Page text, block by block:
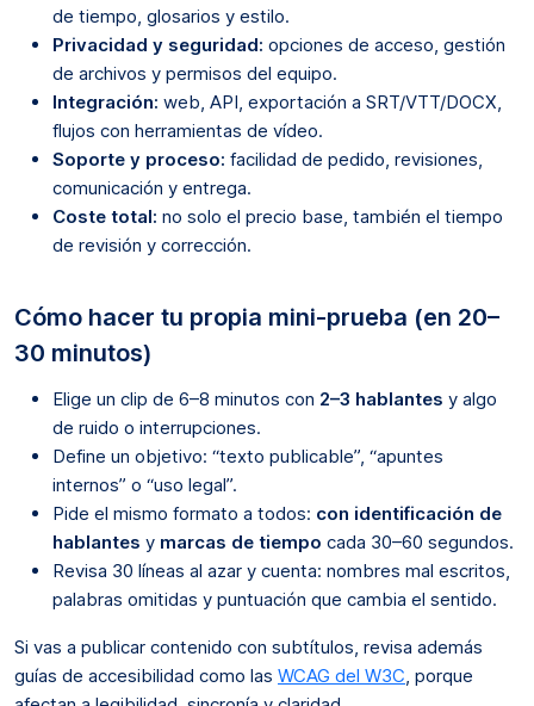
de tiempo, glosarios y estilo.
Privacidad y seguridad: opciones de acceso, gestión
de archivos y permisos del equipo.
Integración: web, API, exportación a SRT/VTT/DOCX,
flujos con herramientas de vídeo.
Soporte y proceso: facilidad de pedido, revisiones,
comunicación y entrega.
Coste total: no solo el precio base, también el tiempo
de revisión y corrección.
Cómo hacer tu propia mini-prueba (en 20–
30 minutos)
Elige un clip de 6–8 minutos con 2–3 hablantes y algo
de ruido o interrupciones.
Define un objetivo: “texto publicable”, “apuntes
internos” o “uso legal”.
Pide el mismo formato a todos: con identificación de
hablantes y marcas de tiempo cada 30–60 segundos.
Revisa 30 líneas al azar y cuenta: nombres mal escritos,
palabras omitidas y puntuación que cambia el sentido.
Si vas a publicar contenido con subtítulos, revisa además
guías de accesibilidad como las WCAG del W3C , porque